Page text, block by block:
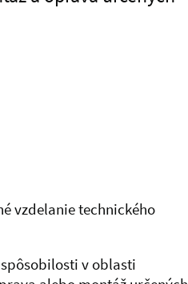
vzdelanie technického
v oblasti